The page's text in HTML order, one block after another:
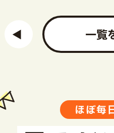
一覧
ほぼ毎